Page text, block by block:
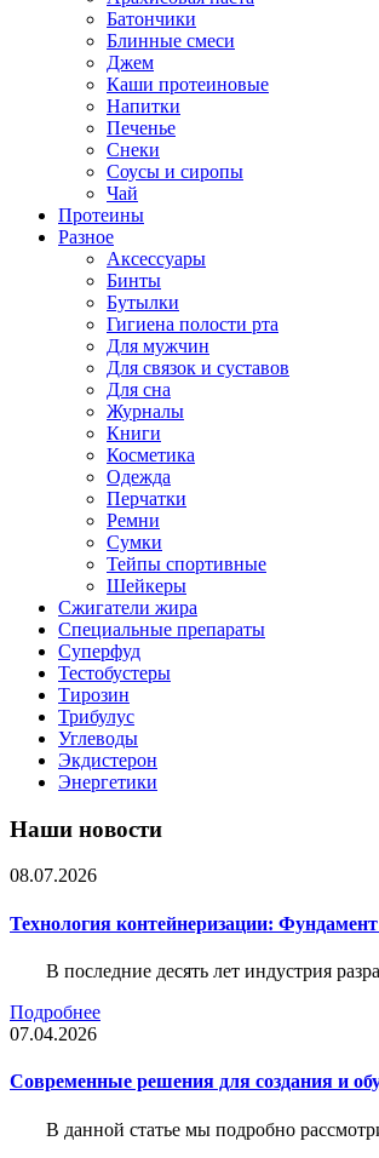
Батончики
Блинные смеси
Джем
Каши протеиновые
Напитки
Печенье
Снеки
Соусы и сиропы
Чай
Протеины
Разное
Аксессуары
Бинты
Бутылки
Гигиена полости рта
Для мужчин
Для связок и суставов
Для сна
Журналы
Книги
Косметика
Одежда
Перчатки
Ремни
Сумки
Тейпы спортивные
Шейкеры
Сжигатели жира
Специальные препараты
Суперфуд
Тестобустеры
Тирозин
Трибулус
Углеводы
Экдистерон
Энергетики
Наши новости
08.07.2026
Технология контейнеризации:
В последние десять лет индустрия
Подробнее
07.04.2026
Современные решения для создания и
В данной статье мы подробно